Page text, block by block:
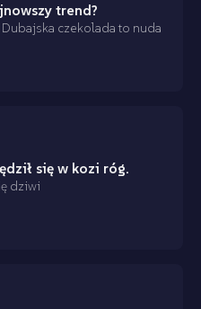
trend?
Dubajska czekolada to nuda
się w kozi róg.
dziwi